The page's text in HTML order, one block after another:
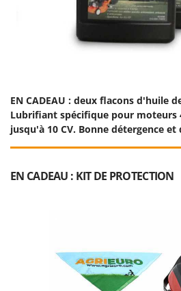
EN CADEAU : deux flacons d'huile
Lubrifiant spécifique pour moteurs
jusqu'à 10 CV. Bonne détergence et
EN CADEAU : KIT DE PROTECTION